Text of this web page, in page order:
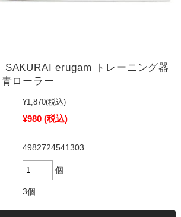
SAKURAI erugam トレーニング器
ローラー
¥1,870(税込)
¥980 (税込)
4982724541303
個
3個